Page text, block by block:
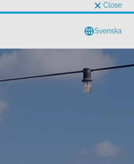
Close
Svenska